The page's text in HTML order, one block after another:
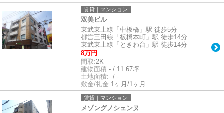
賃貸｜マンション
双美ビル
東武東上線「中板橋」駅 徒歩5分
都営三田線「板橋本町」駅 徒歩14分
東武東上線「ときわ台」駅 徒歩14分
8万円
間取:2K
建物面積:- / 11.67坪
土地面積:- / -
敷金/礼金:1ヶ月/1ヶ月
賃貸｜マンション
メゾングノシェンヌ